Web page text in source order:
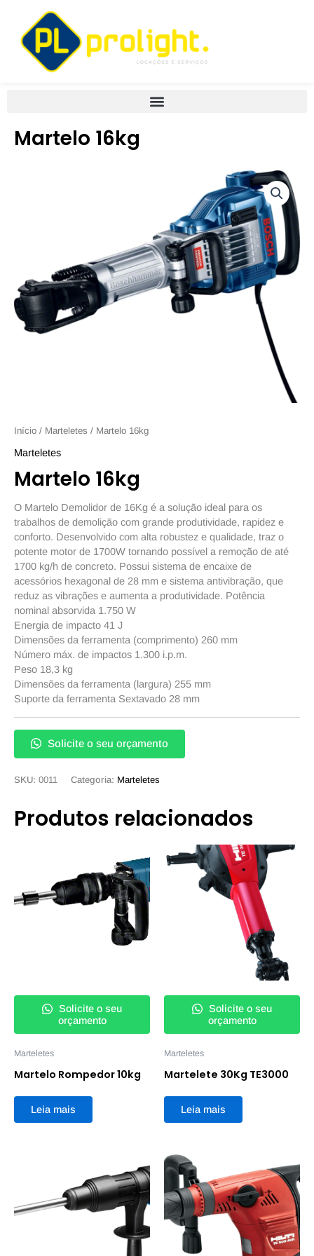
conteúdo
Martelo 16kg
Início / Marteletes / Martelo 16kg
Marteletes
Martelo 16kg
O Martelo Demolidor de 16Kg é a solução ideal para os
trabalhos de demolição com grande produtividade, rapidez e
conforto. Desenvolvido com alta robustez e qualidade, traz o
potente motor de 1700W tornando possível a remoção de até
1700 kg/h de concreto. Possui sistema de encaixe de
acessórios hexagonal de 28 mm e sistema antivibração, que
reduz as vibrações e aumenta a produtividade. Potência
nominal absorvida 1.750 W
Energia de impacto 41 J
Dimensões da ferramenta (comprimento) 260 mm
Número máx. de impactos 1.300 i.p.m.
Peso 18,3 kg
Dimensões da ferramenta (largura) 255 mm
Suporte da ferramenta Sextavado 28 mm
Solicite o seu orçamento
SKU: 0011 Categoria: Marteletes
Produtos relacionados
Solicite o seu
orçamento
Marteletes
Martelo Rompedor 10kg
Leia mais
Solicite o seu
orçamento
Marteletes
Martelete 30Kg TE3000
Leia mais